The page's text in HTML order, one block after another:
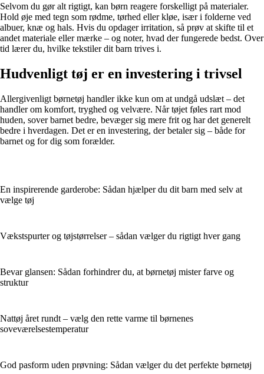
Selvom du gør alt rigtigt, kan børn reagere forskelligt på materialer.
Hold øje med tegn som rødme, tørhed eller kløe, især i folderne ved
albuer, knæ og hals. Hvis du opdager irritation, så prøv at skifte til et
andet materiale eller mærke – og noter, hvad der fungerede bedst. Over
tid lærer du, hvilke tekstiler dit barn trives i.
Hudvenligt tøj er en investering i trivsel
Allergivenligt børnetøj handler ikke kun om at undgå udslæt – det
handler om komfort, tryghed og velvære. Når tøjet føles rart mod
huden, sover barnet bedre, bevæger sig mere frit og har det generelt
bedre i hverdagen. Det er en investering, der betaler sig – både for
barnet og for dig som forælder.
En inspirerende garderobe: Sådan hjælper du dit barn med selv at
vælge tøj
Vækstspurter og tøjstørrelser – sådan vælger du rigtigt hver gang
Bevar glansen: Sådan forhindrer du, at børnetøj mister farve og
struktur
Nattøj året rundt – vælg den rette varme til børnenes
soveværelsestemperatur
God pasform uden prøvning: Sådan vælger du det perfekte børnetøj